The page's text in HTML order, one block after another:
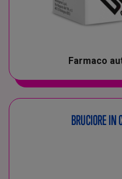
Farmaco
BRUCIORE IN